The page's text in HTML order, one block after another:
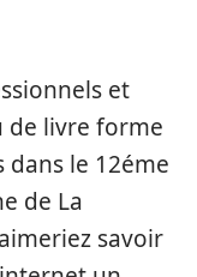
et
de livre forme
le 12éme
de La
savoir